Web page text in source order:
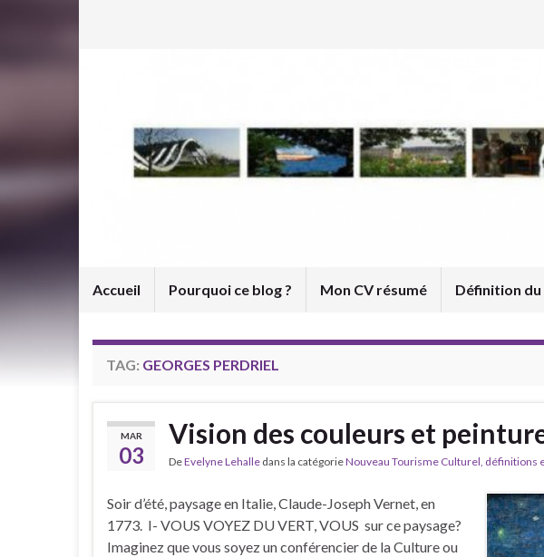
Accueil Pourquoi ce blog ? Mon CV résumé Définition
TAG: GEORGES PERDRIEL
MAR
03
Vision des couleurs et
DeEvelyne Lehalle dans la catégorieNouveau Tourisme Culturel, définitions
Soir d’été, paysage en Italie, Claude-Joseph Vernet, en
1773. I- VOUS VOYEZ DU VERT, VOUS sur ce paysage?
Imaginez que vous soyez un conférencier de la Culture ou